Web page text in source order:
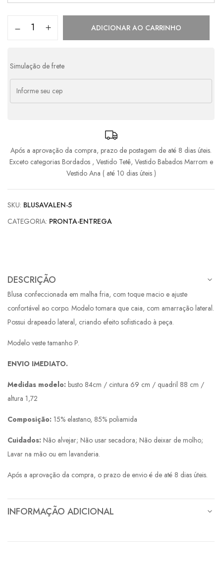
ADICIONAR AO CARRINHO
Simulação de frete
Após a aprovação da compra, prazo de postagem de até 8 dias úteis.
Exceto categorias Bordados , Vestido Tetê, Vestido Babados Marrom e
Vestido Ana ( até 10 dias úteis )
SKU: BLUSAVALEN-5
CATEGORIA: PRONTA-ENTREGA
DESCRIÇÃO
Blusa confeccionada em malha fria, com toque macio e ajuste
confortável ao corpo. Modelo tomara que caia, com amarração lateral.
Possui drapeado lateral, criando efeito sofisticado à peça.
Modelo veste tamanho P.
ENVIO IMEDIATO.
Medidas modelo: busto 84cm / cintura 69 cm / quadril 88 cm /
altura 1,72
Composição: 15% elastano, 85% poliamida
Cuidados: Não alvejar; Não usar secadora; Não deixar de molho;
Lavar na mão ou em lavanderia.
Após a aprovação da compra, o prazo de envio é de até 8 dias úteis.
INFORMAÇÃO ADICIONAL